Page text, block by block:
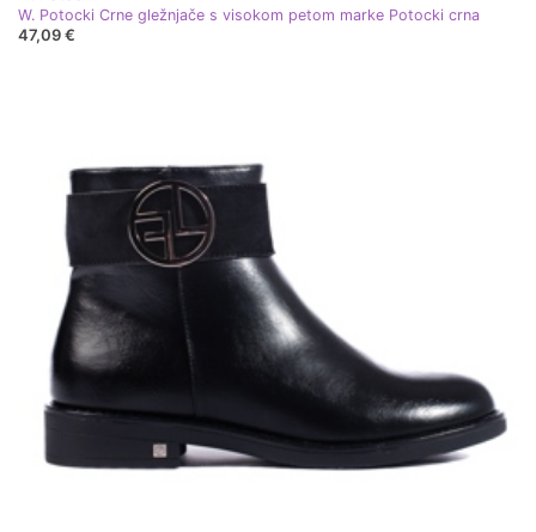
W. Potocki Crne gležnjače s visokom petom marke Potocki crna
47,09 €